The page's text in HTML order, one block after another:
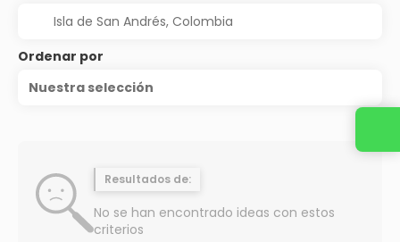
Ordenar por
Nuestra selección
Resultados de:
No se han encontrado ideas con estos
criterios